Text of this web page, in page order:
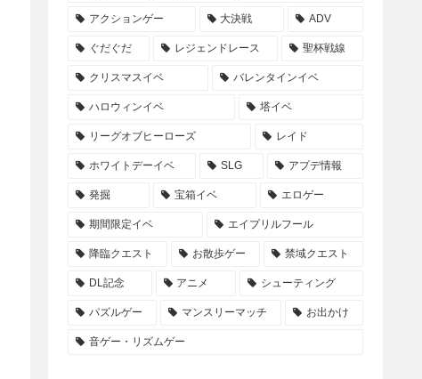
アクションゲー 大決戦 ADV
ぐだぐだ レジェンドレース 聖杯戦線
クリスマスイベ バレンタインイベ
ハロウィンイベ 塔イベ
リーグオブヒーローズ レイド
ホワイトデーイベ SLG アプデ情報
発掘 宝箱イベ エロゲー
期間限定イベ エイプリルフール
降臨クエスト お散歩ゲー 禁域クエスト
DL記念 アニメ シューティング
パズルゲー マンスリーマッチ お出かけ
音ゲー・リズムゲー